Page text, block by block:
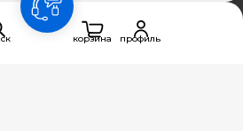
климатической техники,
связь
корзина
профиль